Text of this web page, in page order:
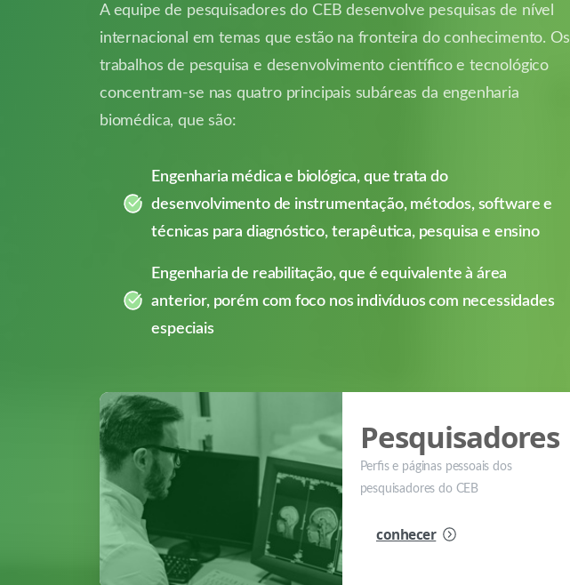
A equipe de pesquisadores do CEB desenvolve pesquisas de nível
internacional em temas que estão na fronteira do conhecimento. Os
trabalhos de pesquisa e desenvolvimento científico e tecnológico
concentram-se nas quatro principais subáreas da engenharia
biomédica, que são:
Engenharia médica e biológica, que trata do
desenvolvimento de instrumentação, métodos, software e
técnicas para diagnóstico, terapêutica, pesquisa e ensino
Engenharia de reabilitação, que é equivalente à área
anterior, porém com foco nos indivíduos com necessidades
especiais
Pesquisadores
Perfis e páginas pessoais dos
pesquisadores do CEB
conhecer